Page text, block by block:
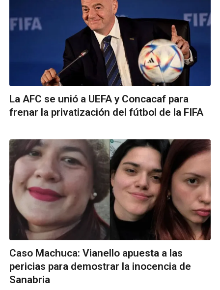
La AFC se unió a UEFA y Concacaf para
frenar la privatización del fútbol de la FIFA
Caso Machuca: Vianello apuesta a las
pericias para demostrar la inocencia de
Sanabria